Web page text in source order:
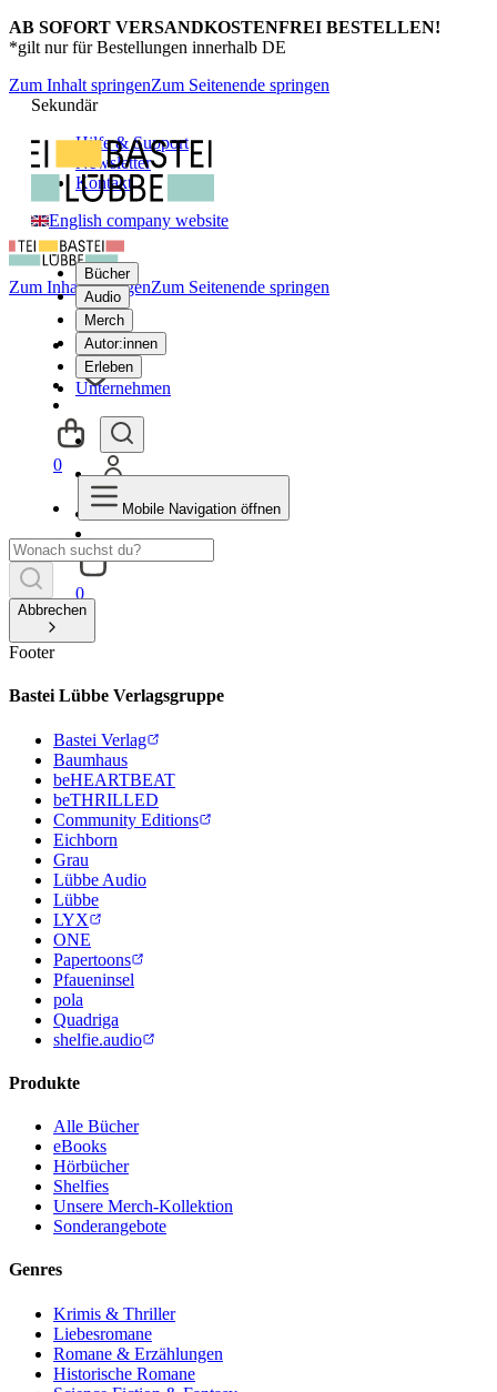
AB SOFORT VERSANDKOSTENFREI BESTELLEN!
*gilt nur für Bestellungen innerhalb DE
Zum Inhalt springenZum Seitenende springen
Sekundär
Hilfe & Support
Newsletter
Kontakt
English company website
Bücher
Audio
Merch
Autor:innen
Erleben
Unternehmen
0
Zum Inhalt springenZum Seitenende springen
0
Mobile Navigation öffnen
Abbrechen
Footer
Bastei Lübbe Verlagsgruppe
Bastei Verlag
Baumhaus
beHEARTBEAT
beTHRILLED
Community Editions
Eichborn
Grau
Lübbe Audio
Lübbe
LYX
ONE
Papertoons
Pfaueninsel
pola
Quadriga
shelfie.audio
Produkte
Alle Bücher
eBooks
Hörbücher
Shelfies
Unsere Merch-Kollektion
Sonderangebote
Genres
Krimis & Thriller
Liebesromane
Romane & Erzählungen
Historische Romane